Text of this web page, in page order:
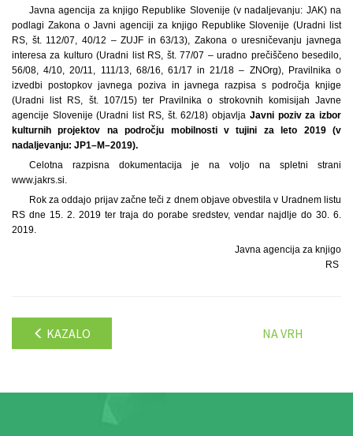
Javna agencija za knjigo Republike Slovenije (v nadaljevanju: JAK) na
podlagi Zakona o Javni agenciji za knjigo Republike Slovenije (Uradni list
RS, št. 112/07, 40/12 – ZUJF in 63/13), Zakona o uresničevanju javnega
interesa za kulturo (Uradni list RS, št. 77/07 – uradno prečiščeno besedilo,
56/08, 4/10, 20/11, 111/13, 68/16, 61/17 in 21/18 – ZNOrg), Pravilnika o
izvedbi postopkov javnega poziva in javnega razpisa s področja knjige
(Uradni list RS, št. 107/15) ter Pravilnika o strokovnih komisijah Javne
agencije Slovenije (Uradni list RS, št. 62/18) objavlja Javni poziv za izbor
kulturnih projektov na področju mobilnosti v tujini za leto 2019 (v
nadaljevanju: JP1–M–2019).
Celotna razpisna dokumentacija je na voljo na spletni strani
www.jakrs.si.
Rok za oddajo prijav začne teči z dnem objave obvestila v Uradnem listu
RS dne 15. 2. 2019 ter traja do porabe sredstev, vendar najdlje do 30. 6.
2019.
Javna agencija za knjigo
RS
KAZALO NA VRH